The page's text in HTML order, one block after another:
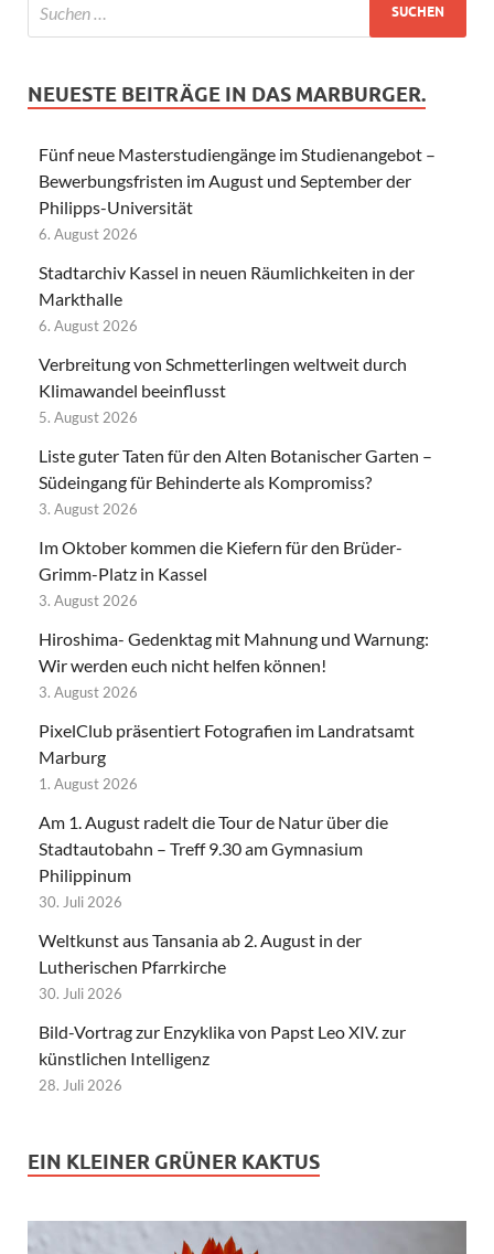
NEUESTE BEITRÄGE IN DAS MARBURGER.
Fünf neue Masterstudiengänge im Studienangebot –
Bewerbungsfristen im August und September der
Philipps-Universität
6. August 2026
Stadtarchiv Kassel in neuen Räumlichkeiten in der
Markthalle
6. August 2026
Verbreitung von Schmetterlingen weltweit durch
Klimawandel beeinflusst
5. August 2026
Liste guter Taten für den Alten Botanischer Garten –
Südeingang für Behinderte als Kompromiss?
3. August 2026
Im Oktober kommen die Kiefern für den Brüder-
Grimm-Platz in Kassel
3. August 2026
Hiroshima- Gedenktag mit Mahnung und Warnung:
Wir werden euch nicht helfen können!
3. August 2026
PixelClub präsentiert Fotografien im Landratsamt
Marburg
1. August 2026
Am 1. August radelt die Tour de Natur über die
Stadtautobahn – Treff 9.30 am Gymnasium
Philippinum
30. Juli 2026
Weltkunst aus Tansania ab 2. August in der
Lutherischen Pfarrkirche
30. Juli 2026
Bild-Vortrag zur Enzyklika von Papst Leo XIV. zur
künstlichen Intelligenz
28. Juli 2026
EIN KLEINER GRÜNER KAKTUS